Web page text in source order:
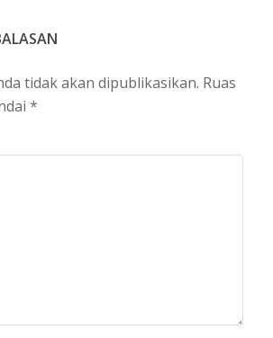
tidak akan dipublikasikan. Ruas
*